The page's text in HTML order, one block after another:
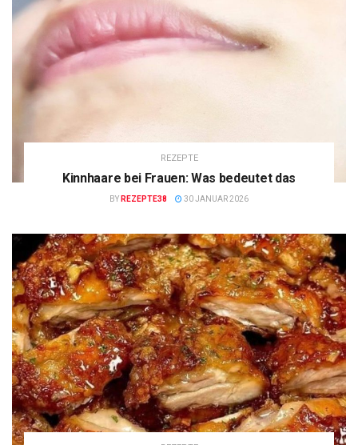
REZEPTE
Kinnhaare bei Frauen: Was bedeutet das
BY REZEPTE38 30 JANUAR 2026